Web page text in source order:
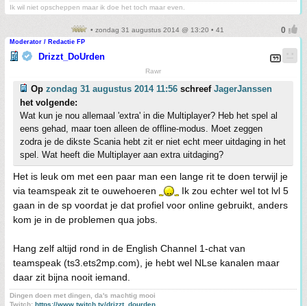
Ik wil niet opscheppen maar ik doe het toch maar even.
• zondag 31 augustus 2014 @ 13:20 • 41
Moderator / Redactie FP
Drizzt_DoUrden
Rawr
Op zondag 31 augustus 2014 11:56 schreef JagerJanssen
het volgende:
Wat kun je nou allemaal 'extra' in die Multiplayer? Heb het spel al
eens gehad, maar toen alleen de offline-modus. Moet zeggen
zodra je de dikste Scania hebt zit er niet echt meer uitdaging in het
spel. Wat heeft die Multiplayer aan extra uitdaging?
Het is leuk om met een paar man een lange rit te doen terwijl je
via teamspeak zit te ouwehoeren
Ik zou echter wel tot lvl 5
gaan in de sp voordat je dat profiel voor online gebruikt, anders
kom je in de problemen qua jobs.
Hang zelf altijd rond in de English Channel 1-chat van
teamspeak (ts3.ets2mp.com), je hebt wel NLse kanalen maar
daar zit bijna nooit iemand.
Dingen doen met dingen, da's machtig mooi
Twitch: https://www.twitch.tv/drizzt_dourden